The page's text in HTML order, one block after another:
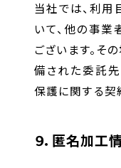
当社では、利
いて、他の事
ございます。そ
備された委託
保護に関する契
９．匿名加工